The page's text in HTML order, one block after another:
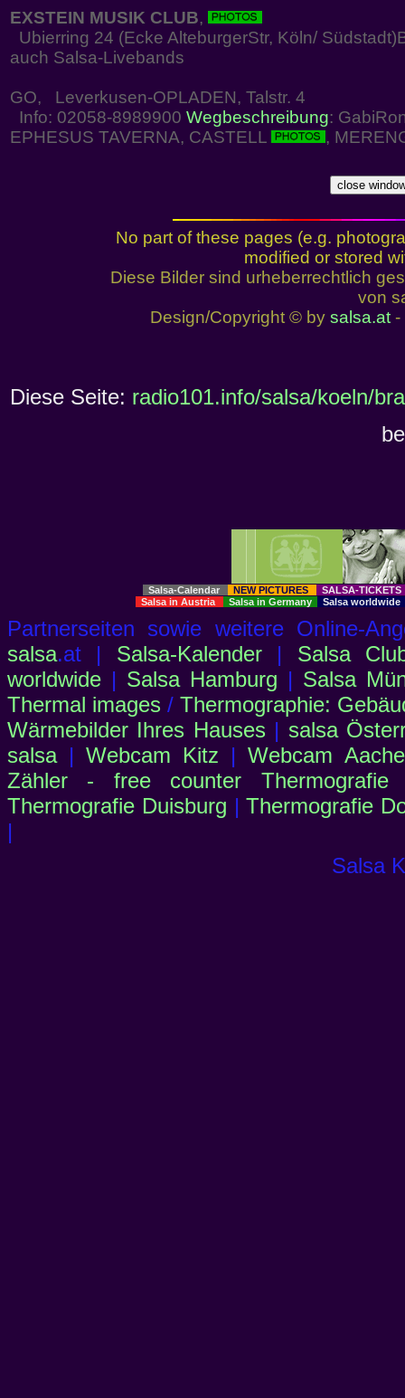
EXSTEIN MUSIK CLUB,
Ubierring 24 (Ecke AlteburgerStr, Köln/
auch Salsa-Livebands
GO, Leverkusen-OPLADEN, Talstr. 4
Info: 02058-8989900 Wegbeschreibung:
EPHESUS TAVERNA, CASTELL
,
No part of these pages (e.g.
modified or stored
Diese Bilder sind urheberrechtlich
von
Design/Copyright © by salsa.at-
Diese Seite: radio101.info/salsa/koeln/
Salsa-Calendar NEW PICTURES
SALSA-
Salsa in Austria
Salsa in Germany Salsa worldwide
Partnerseiten sowie weitere Online-
salsa.at | Salsa-Kalender| Salsa
worldwide | Salsa Hamburg | Salsa
Thermal images / Thermographie:
Wärmebilder Ihres Hauses| salsa
salsa|Webcam Kitz |Webcam
Zähler - free counter Thermografie
Thermografie Duisburg |Thermografie
|
Salsa